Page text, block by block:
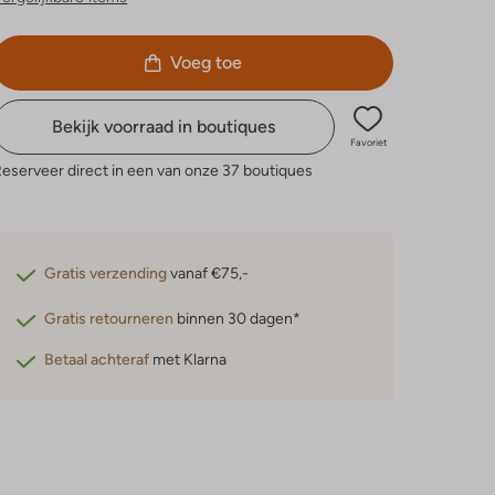
Voeg toe
Bekijk voorraad in boutiques
Favoriet
direct in een van onze 37 boutiques
Gratis verzendingvanaf €75,-
Gratis retourneren binnen 30 dagen*
Betaal achteraf met Klarna